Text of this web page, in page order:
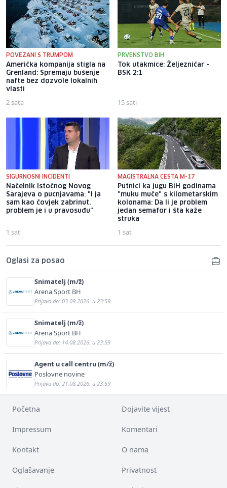
POVEZANI S TRUMPOM
Američka kompanija stigla na
Grenland: Spremaju bušenje
nafte bez dozvole lokalnih
vlasti
2 sata
PRVENSTVO BIH
Tok utakmice: Željezničar -
BSK 2:1
15 sati
SIGURNOSNI INCIDENTI
Načelnik Istočnog Novog
Sarajeva o pucnjavama: "I ja
sam kao čovjek zabrinut,
problem je i u pravosuđu"
1 sat
MAGISTRALNA CESTA M-17
Putnici ka jugu BiH godinama
"muku muče" s kilometarskim
kolonama: Da li je problem
jedan semafor i šta kaže
struka
1 sat
Oglasi za posao
Snimatelj (m/ž)
Arena Sport BH
Prijava do: 03.09.2026. u 23:59
Snimatelj (m/ž)
Arena Sport BH
Prijava do: 14.08.2026. u 23:59
Agent u call centru (m/ž)
Poslovne novine
Prijava do: 21.08.2026. u 23:59
Početna Dojavite vijest
Impressum Komentari
Kontakt O nama
Oglašavanje Privatnost